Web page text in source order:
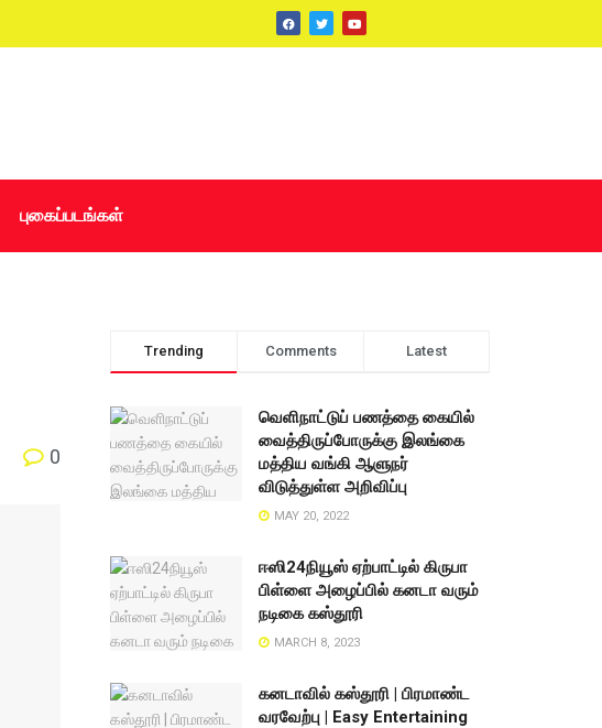
புகைப்படங்கள்
0
Trending Comments Latest
வெளிநாட்டுப் பணத்தை கையில்
வைத்திருப்போருக்கு இலங்கை
மத்திய வங்கி ஆளுநர்
விடுத்துள்ள அறிவிப்பு
MAY 20, 2022
ஈஸி24நியூஸ் ஏற்பாட்டில் கிருபா
பிள்ளை அழைப்பில் கனடா வரும்
நடிகை கஸ்தூரி
MARCH 8, 2023
கனடாவில் கஸ்தூரி | பிரமாண்ட
வரவேற்பு | Easy Entertaining